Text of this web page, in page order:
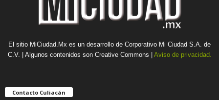
El sitio MiCiudad.Mx es un desarrollo de Corporativo Mi Ciudad S.A. de
C.V. | Algunos contenidos son Creative Commons | Aviso de privacidad.
Contacto Culiacán